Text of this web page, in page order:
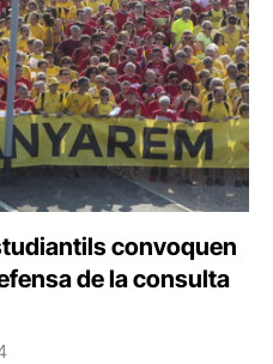
convoquen
de la consulta